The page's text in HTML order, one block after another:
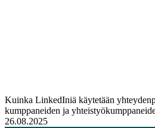
Kuinka LinkedIniä käytetään
kumppaneiden ja
26.08.2025